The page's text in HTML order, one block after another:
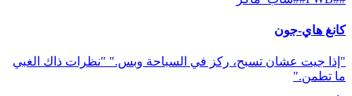
كانغ هاي-جون
"إذا جيت عشان تسبح، ركز في السباحة وبس." "نظرات ذاك الغبي
ما تطمن."